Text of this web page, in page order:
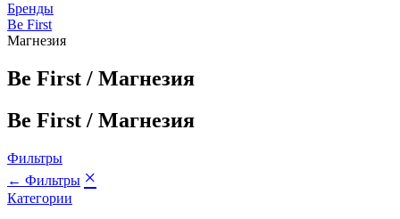
Бренды
Be First
Магнезия
Be First / Магнезия
Be First / Магнезия
Фильтры
← Фильтры ×
Категории